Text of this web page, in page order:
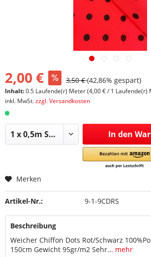
2,00 € 3,50 €(42,86% gespart)
Inhalt:0.5 Laufende(r) Meter (4,00 € / 1 Laufende(r)
inkl. MwSt.zzgl. Versandkosten
In den
Merken
Artikel-Nr.: 9-1-9CDRS
Beschreibung
Weicher Chiffon Dots Rot/Schwarz
150cm Gewicht 95gr/m2 Sehr... mehr